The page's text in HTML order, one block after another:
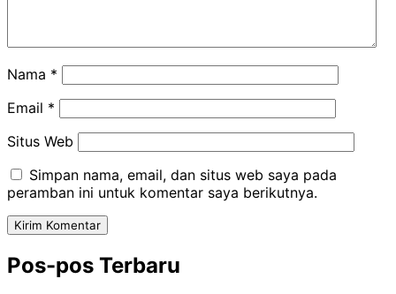
Nama *
Email *
Situs Web
Simpan nama, email, dan situs web saya pada
peramban ini untuk komentar saya berikutnya.
Pos-pos Terbaru